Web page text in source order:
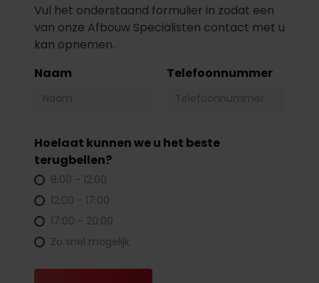
Vul het onderstaand formulier in zodat een
van onze Afbouw Specialisten contact met u
kan opnemen.
Naam
Telefoonnummer
Hoelaat kunnen we u het beste
terugbellen?
8:00 - 12:00
12:00 - 17:00
17:00 - 20:00
Zo snel mogelijk